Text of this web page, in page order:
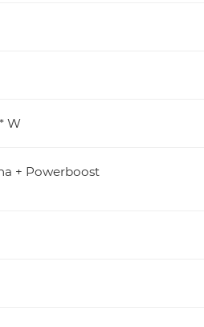
W
+ Powerboost